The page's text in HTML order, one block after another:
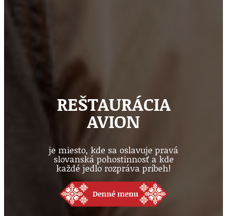
REŠTAURÁCIA
AVION
je miesto, kde sa oslavuje pravá
slovanská pohostinnosť a kde
každé jedlo rozpráva príbeh!